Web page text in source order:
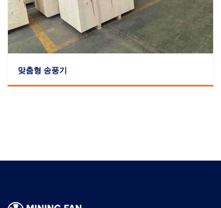
맞춤형 송풍기